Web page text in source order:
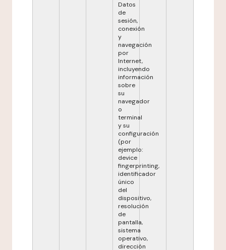
Datos
de
sesión,
conexión
y
navegación
por
Internet,
incluyendo
información
sobre
su
navegador
o
terminal
y su
configuración
(por
ejemplo:
device
fingerprinting,
identificador
único
del
dispositivo,
resolución
de
pantalla,
sistema
operativo,
dirección